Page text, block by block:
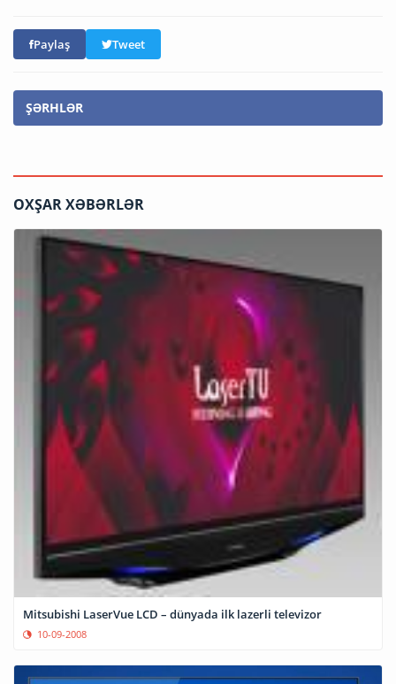
Paylaş Tweet
ŞƏRHLƏR
OXŞAR XƏBƏRLƏR
Mitsubishi LaserVue LCD – dünyada ilk lazerli televizor
10-09-2008